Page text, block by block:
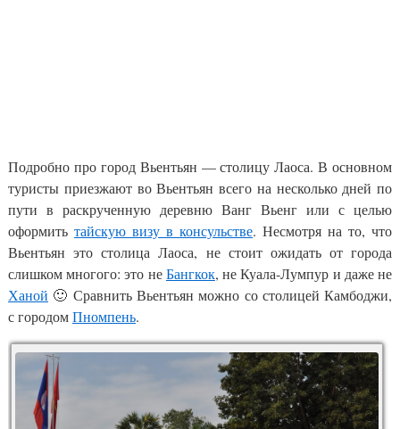
Подробно про город Вьентьян — столицу Лаоса. В основном
туристы приезжают во Вьентьян всего на несколько дней по
пути в раскрученную деревню Ванг Вьенг или с целью
оформить тайскую визу в консульстве. Несмотря на то, что
Вьентьян это столица Лаоса, не стоит ожидать от города
слишком многого: это неБангкок, не Куала-Лумпур и даже не
Ханой 🙂 Сравнить Вьентьян можно со столицей Камбоджи,
с городомПномпень.